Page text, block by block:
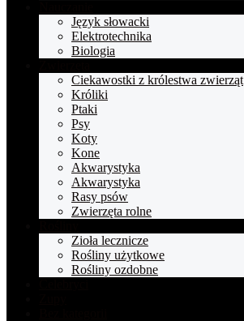
Język słowacki
Elektrotechnika
Biologia
Ciekawostki z królestwa zwierząt
Króliki
Ptaki
Psy
Koty
Kone
Akwarystyka
Akwarystyka
Rasy psów
Zwierzęta rolne
Zioła lecznicze
Rośliny użytkowe
Rośliny ozdobne